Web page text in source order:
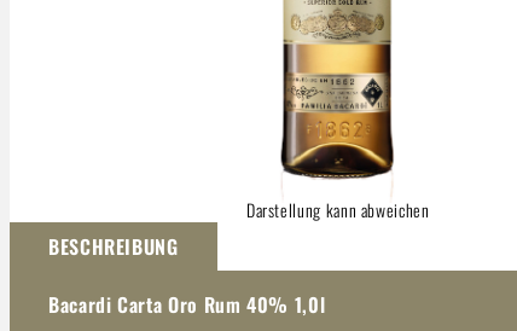
Darstellung kann abweichen
BESCHREIBUNG
Bacardi Carta Oro Rum 40% 1,0l